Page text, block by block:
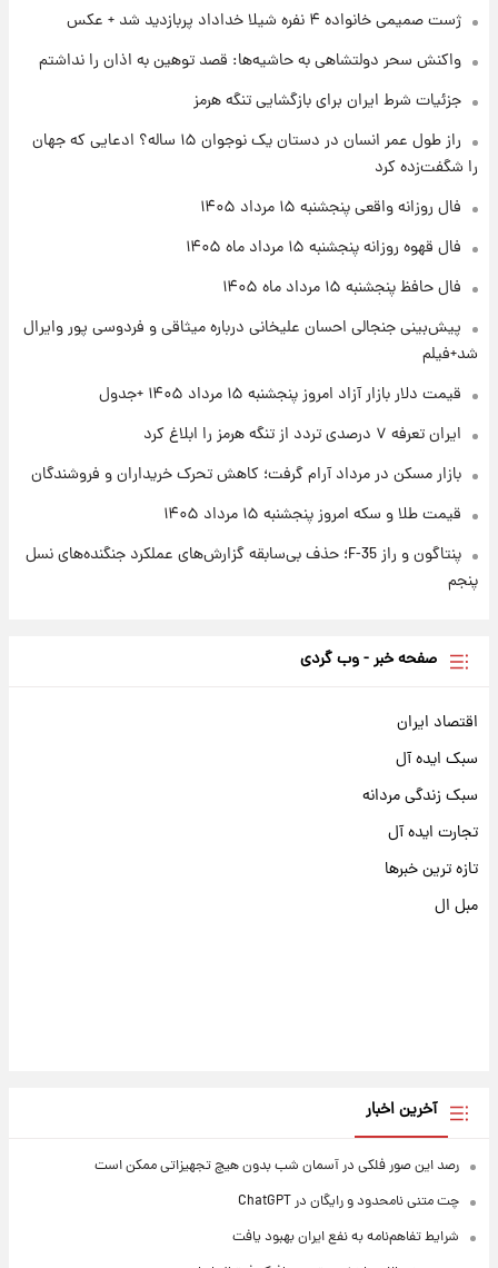
فال قهوه روزانه پنجشنبه ۱۵ مرداد ماه ۱۴۰۵
۲۱ ساعت پیش
۱ روز پیش
+ جدول
نام خودرو، مبلغ پیش پرداخت و زمان تحویل |
سود مشارکت چند درصد است؟
ژست صمیمی خانواده ۴ نفره شیلا خداداد پربازدید شد + عکس
واکنش سحر دولتشاهی به حاشیه‌ها: قصد توهین به اذان را نداشتم
جزئیات شرط ایران برای بازگشایی تنگه هرمز
راز طول عمر انسان در دستان یک نوجوان ۱۵ ساله؟ ادعایی که جهان
را شگفت‌زده کرد
فال روزانه واقعی پنجشنبه ۱۵ مرداد ۱۴۰۵
فال قهوه روزانه پنجشنبه ۱۵ مرداد ماه ۱۴۰۵
فال حافظ پنجشنبه ۱۵ مرداد ماه ۱۴۰۵
پیش‌بینی جنجالی احسان علیخانی درباره میثاقی و فردوسی پور وایرال
شد+فیلم
قیمت دلار بازار آزاد امروز پنجشنبه ۱۵ مرداد ۱۴۰۵ +جدول
ایران تعرفه ۷ درصدی تردد از تنگه هرمز را ابلاغ کرد
بازار مسکن در مرداد آرام گرفت؛ کاهش تحرک خریداران و فروشندگان
قیمت طلا و سکه امروز پنجشنبه ۱۵ مرداد ۱۴۰۵
پنتاگون و راز F-35؛ حذف بی‌سابقه گزارش‌های عملکرد جنگنده‌های نسل
پنجم
صفحه خبر - وب گردی
اقتصاد ایران
سبک ایده آل
سبک زندگی مردانه
تجارت ایده آل
تازه ترین خبرها
مبل ال
آخرین اخبار
رصد این صور فلکی در آسمان شب بدون هیچ تجهیزاتی ممکن است
چت متنی نامحدود و رایگان در ChatGPT
شرایط تفاهم‌نامه به نفع ایران بهبود یافت